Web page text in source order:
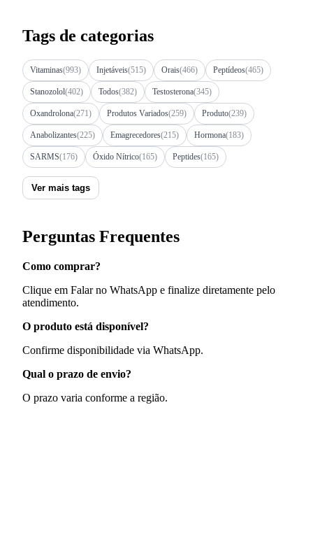
Tags de categorias
Vitaminas(993) Injetáveis(515) Orais(466) Peptídeos(465)
Stanozolol(402) Todos(382) Testosterona(345)
Oxandrolona(271) Produtos Variados(259) Produto(239)
Anabolizantes(225) Emagrecedores(215) Hormona(183)
SARMS(176) Óxido Nítrico(165) Peptides(165)
Ver mais tags
Perguntas Frequentes
Como comprar?
Clique em Falar no WhatsApp e finalize diretamente pelo
atendimento.
O produto está disponível?
Confirme disponibilidade via WhatsApp.
Qual o prazo de envio?
O prazo varia conforme a região.